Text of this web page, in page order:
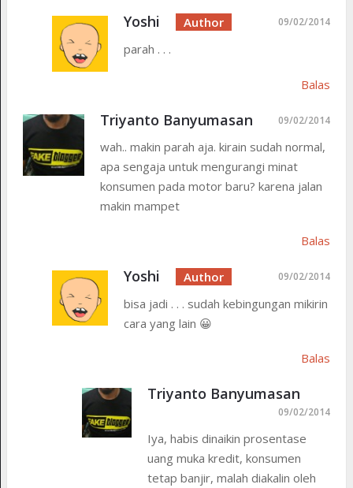
Yoshi 09/02/2014
parah . . .
Balas
Triyanto Banyumasan 09/02/2014
wah.. makin parah aja. kirain sudah normal,
apa sengaja untuk mengurangi minat
konsumen pada motor baru? karena jalan
makin mampet
Balas
Yoshi 09/02/2014
bisa jadi . . . sudah kebingungan mikirin
cara yang lain 😀
Balas
Triyanto Banyumasan
09/02/2014
Iya, habis dinaikin prosentase
uang muka kredit, konsumen
tetap banjir, malah diakalin oleh